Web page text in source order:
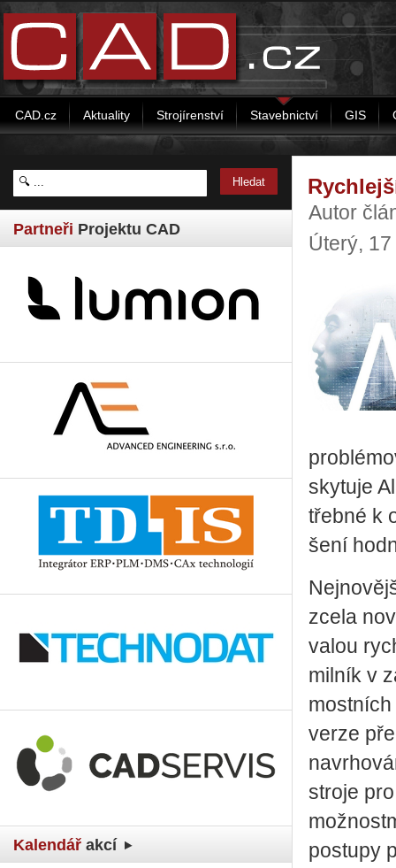
CAD.cz Aktuality Strojírenství Stavebnictví GIS
Partneři Projektu CAD
Kalendář akcí
Autor
Úterý,
sky­tu­je
třeb­né k
še­ní
zcela
va­lou
mil­ník v
verze
stro­je
po­stu­py